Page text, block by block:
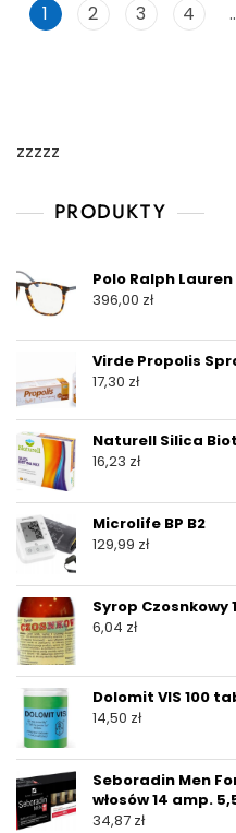
1 2 3 4
zzzzz
PRODUKTY
Polo Ralph Lauren
396,00 zł
Virde Propolis
17,30 zł
Naturell Silica
16,23 zł
Microlife BP B2
129,99 zł
Syrop Czosnkowy
6,04 zł
Dolomit VIS 100
14,50 zł
Seboradin Men
włosów 14 amp.
34,87 zł